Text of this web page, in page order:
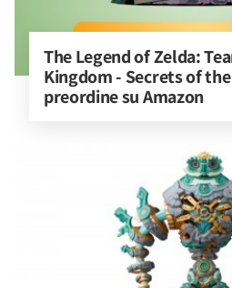
The Legend of Zelda:
Kingdom - Secrets of
preordine su Amazon